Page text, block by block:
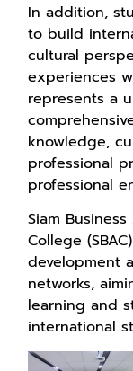
In addition,
to build
cultural
experiences
represents a
knowledge,
professional
professional
Siam
College
development
networks,
learning and
international